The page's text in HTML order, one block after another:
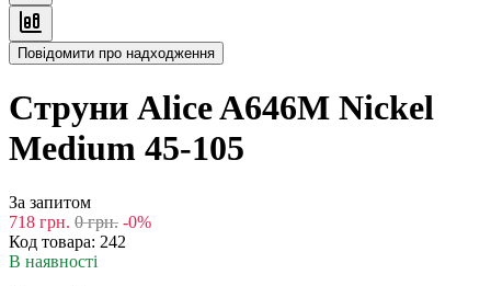
Повідомити про надходження
Струни Alice A646M Nickel
Medium 45-105
За запитом
718 грн. 0 грн. -0%
Код товара: 242
В наявності